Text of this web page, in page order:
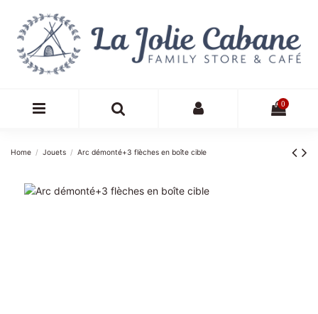
0
Home Jouets Arc démonté+3 flèches en boîte cible